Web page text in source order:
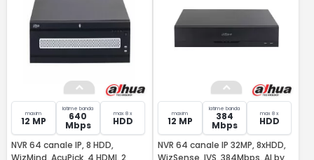
maxim
12 MP
latime banda
640
Mbps
max 8 x
HDD
NVR 64 canale IP, 8 HDD,
WizMind, AcuPick, 4 HDMI, 2
maxim
12 MP
latime banda
384
Mbps
max 8 x
HDD
NVR 64 canale IP 32MP, 8xHDD,
WizSense, IVS, 384Mbps, AI by